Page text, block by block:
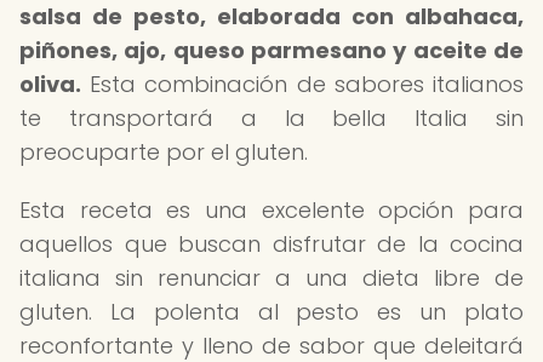
salsa de pesto, elaborada con albahaca,
piñones, ajo, queso parmesano y aceite de
oliva. Esta combinación de sabores italianos
te transportará a la bella Italia sin
preocuparte por el gluten.
Esta receta es una excelente opción para
aquellos que buscan disfrutar de la cocina
italiana sin renunciar a una dieta libre de
gluten. La polenta al pesto es un plato
reconfortante y lleno de sabor que deleitará